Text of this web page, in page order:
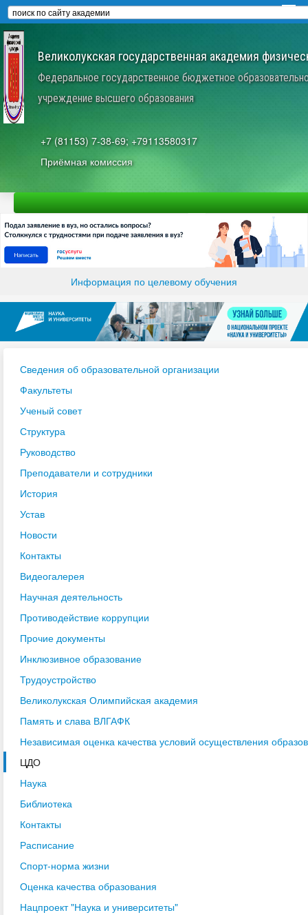
Великолукская государственная академия
Федеральное государственное бюджетное
учреждение высшего образования
+7 (81153) 7-38-69; +79113580317
Приёмная комиссия
Информация по целевому обучения
Сведения об образовательной организации
Факультеты
Ученый совет
Структура
Руководство
Преподаватели и сотрудники
История
Устав
Новости
Контакты
Видеогалерея
Научная деятельность
Противодействие коррупции
Прочие документы
Инклюзивное образование
Трудоустройство
Великолукская Олимпийская академия
Память и слава ВЛГАФК
Независимая оценка качества условий осуществления
ЦДО
Наука
Библиотека
Контакты
Расписание
Спорт-норма жизни
Оценка качества образования
Нацпроект "Наука и университеты"